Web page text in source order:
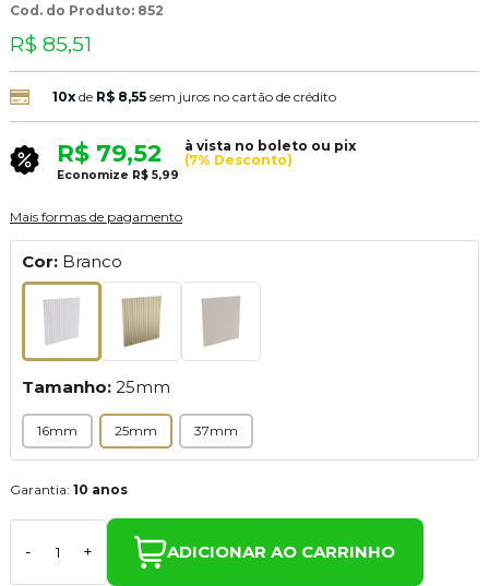
Cod. do Produto: 852
R$ 85,51
10xde R$ 8,55 sem juros no cartão de crédito
R$ 79,52
à vista no boleto ou pix
(7% Desconto)
Economize R$ 5,99
Mais formas de pagamento
Cor: Branco
Tamanho: 25mm
16mm 25mm 37mm
Garantia: 10 anos
- + ADICIONAR AO CARRINHO